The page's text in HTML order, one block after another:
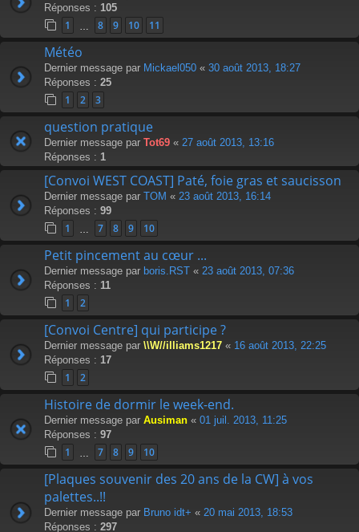
Réponses : 105
1 8 9 10 11
Météo
Dernier message par Mickael050 « 30 août 2013, 18:27
Réponses : 25
1 2 3
question pratique
Dernier message par Tot69 « 27 août 2013, 13:16
Réponses : 1
[Convoi WEST COAST] Paté, foie gras et saucisson
Dernier message par TOM « 23 août 2013, 16:14
Réponses : 99
1 7 8 9 10
Petit pincement au cœur ...
Dernier message par boris.RST « 23 août 2013, 07:36
Réponses : 11
1 2
[Convoi Centre] qui participe ?
Dernier message par \\W//illiams1217 « 16 août 2013, 22:25
Réponses : 17
1 2
Histoire de dormir le week-end.
Dernier message par Ausiman « 01 juil. 2013, 11:25
Réponses : 97
1 7 8 9 10
[Plaques souvenir des 20 ans de la CW] à vos
palettes..!!
Dernier message par Bruno idt+ « 20 mai 2013, 18:53
Réponses : 297